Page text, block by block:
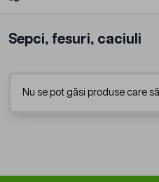
Sepci, fesuri, caciuli
Nu se pot găsi produse care